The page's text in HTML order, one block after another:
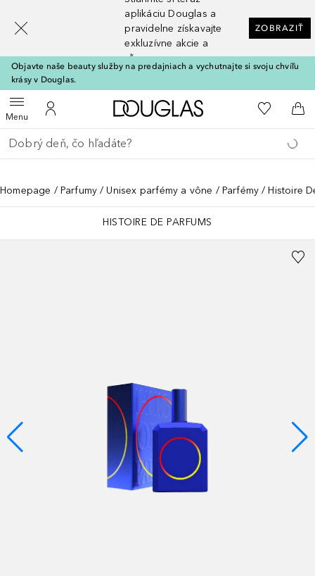
aplikáciu Douglas a
pravidelne získavajte
exkluzívne akcie a
zľavy
ZOBRAZIŤ
Objavte naše beauty služby na predajniach a vychutnajte si svoju chvíľu
krásy v Douglas.
MenuOtvoriť menuDo môjho účtu
Domov Do môjho
Do
Choď späť
Vykonajte vyhľadávanie
Homepage Parfumy Unisex parfémy a vône Parfémy Histoire
HISTOIRE DE PARFUMS
[navigation.slideout.screenreader]